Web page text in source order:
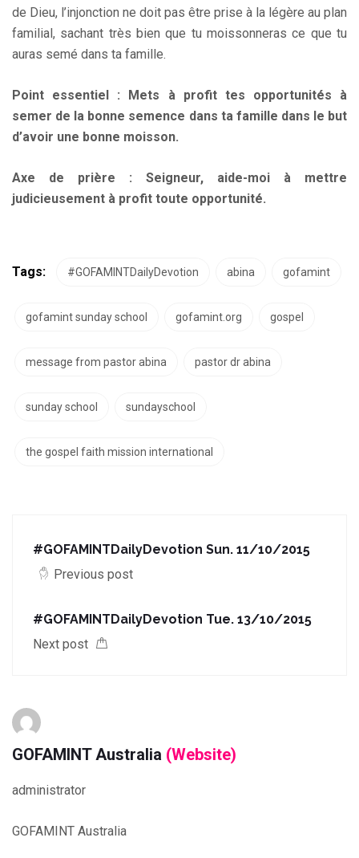
de Dieu, l’injonction ne doit pas être prise à la légère au plan
familial, sachant très bien que tu moissonneras ce que tu
auras semé dans ta famille.
Point essentiel : Mets à profit tes opportunités à
semer de la bonne semence dans ta famille dans le but
d’avoir une bonne moisson.
Axe de prière : Seigneur, aide-moi à mettre
judicieusement à profit toute opportunité.
Tags: #GOFAMINTDailyDevotion abina gofamint
gofamint sunday school gofamint.org gospel
message from pastor abina pastor dr abina
sunday school sundayschool
the gospel faith mission international
#GOFAMINTDailyDevotion Sun. 11/10/2015
Previous post
#GOFAMINTDailyDevotion Tue. 13/10/2015
Next post
GOFAMINT Australia (Website)
administrator
GOFAMINT Australia